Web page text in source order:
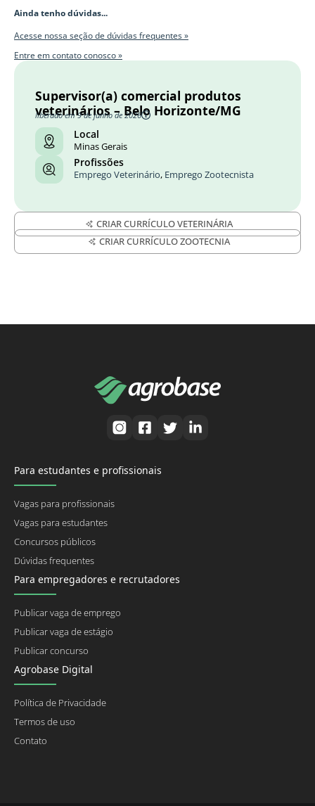
Ainda tenho dúvidas...
Acesse nossa seção de dúvidas frequentes »
Entre em contato conosco »
Supervisor(a) comercial produtos
veterinários – Belo Horizonte/MG
liberado em 9 de junho de 2026
Local
Minas Gerais
Profissões
Emprego Veterinário, Emprego Zootecnista
CRIAR CURRÍCULO VETERINÁRIA
CRIAR CURRÍCULO ZOOTECNIA
Para estudantes e profissionais
Vagas para profissionais
Vagas para estudantes
Concursos públicos
Dúvidas frequentes
Para empregadores e recrutadores
Publicar vaga de emprego
Publicar vaga de estágio
Publicar concurso
Agrobase Digital
Política de Privacidade
Termos de uso
Contato